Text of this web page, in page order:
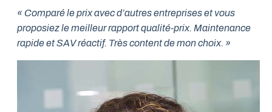
« Comparé le prix avec d’autres entreprises et vous
proposiez le meilleur rapport qualité-prix. Maintenance
rapide et SAV réactif. Très content de mon choix. »